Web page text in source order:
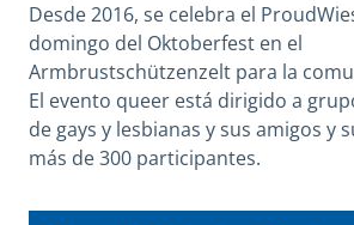
Desde 2016, se celebra el
domingo del Oktoberfest en el
Armbrustschützenzelt para la
El evento queer está dirigido a
de gays y lesbianas y sus amigos y
más de 300 participantes.